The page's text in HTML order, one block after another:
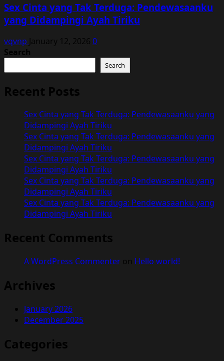
Sex Cinta yang Tak Terduga: Pendewasaanku
yang Didampingi Ayah Tiriku
vqvnp January 12, 2026 0
Search
Search
Recent Posts
Sex Cinta yang Tak Terduga: Pendewasaanku yang
Didampingi Ayah Tiriku
Sex Cinta yang Tak Terduga: Pendewasaanku yang
Didampingi Ayah Tiriku
Sex Cinta yang Tak Terduga: Pendewasaanku yang
Didampingi Ayah Tiriku
Sex Cinta yang Tak Terduga: Pendewasaanku yang
Didampingi Ayah Tiriku
Sex Cinta yang Tak Terduga: Pendewasaanku yang
Didampingi Ayah Tiriku
Recent Comments
A WordPress Commenter on Hello world!
Archives
January 2026
December 2025
Categories